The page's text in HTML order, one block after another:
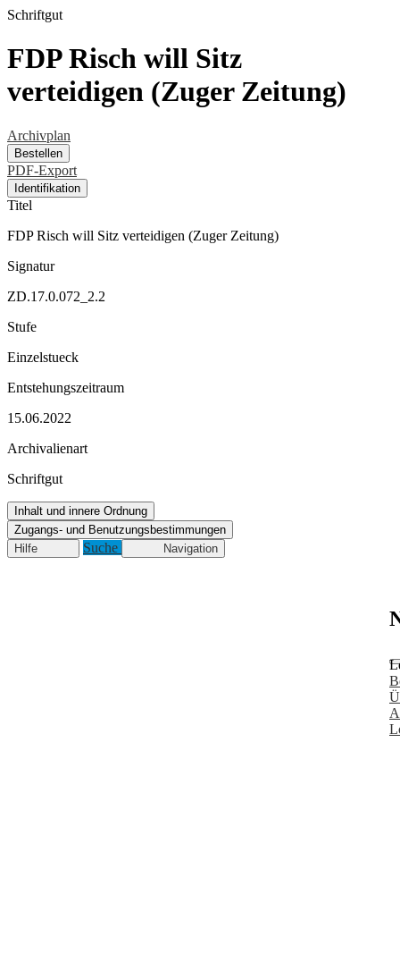
Schriftgut
FDP Risch will Sitz
verteidigen (Zuger Zeitung)
Archivplan
Bestellen
PDF-Export
Identifikation
Titel
FDP Risch will Sitz verteidigen (Zuger Zeitung)
Signatur
ZD.17.0.072_2.2
Stufe
Einzelstueck
Entstehungszeitraum
15.06.2022
Archivalienart
Schriftgut
Inhalt und innere Ordnung
Zugangs- und Benutzungsbestimmungen
Hilfe
Suche Navigation